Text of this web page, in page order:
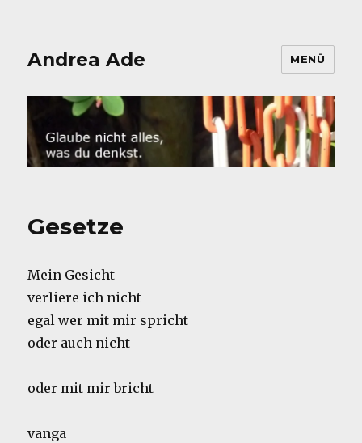
Andrea Ade MENÜ
Gesetze
Mein Gesicht
verliere ich nicht
egal wer mit mir spricht
oder auch nicht
oder mit mir bricht
vanga